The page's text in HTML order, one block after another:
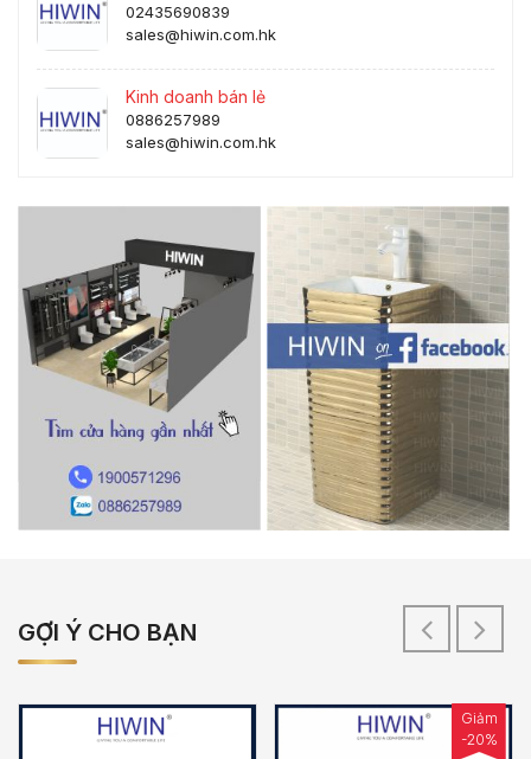
02435690839
sales@hiwin.com.hk
Kinh doanh bán lẻ
0886257989
sales@hiwin.com.hk
GỢI Ý CHO BẠN
Giảm
-20%